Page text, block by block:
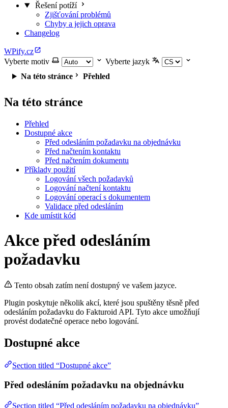
Řešení potíží
Zjišťování problémů
Chyby a jejich oprava
Changelog
WPify.cz
Vyberte motiv
Vyberte jazyk
Na této stránce
Přehled
Na této stránce
Přehled
Dostupné akce
Před odesláním požadavku na objednávku
Před načtením kontaktu
Před načtením dokumentu
Příklady použití
Logování všech požadavků
Logování načtení kontaktu
Logování operací s dokumentem
Validace před odesláním
Kde umístit kód
Akce před odesláním
požadavku
Tento obsah zatím není dostupný ve vašem jazyce.
Plugin poskytuje několik akcí, které jsou spuštěny těsně před
odesláním požadavku do Fakturoid API. Tyto akce umožňují
provést dodatečné operace nebo logování.
Dostupné akce
Section titled “Dostupné akce”
Před odesláním požadavku na objednávku
Section titled “Před odesláním požadavku na objednávku”